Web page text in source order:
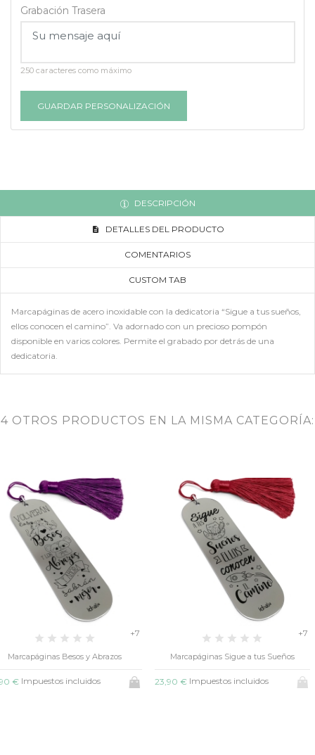
Grabación Trasera
250 caracteres como máximo
GUARDAR PERSONALIZACIÓN
DESCRIPCIÓN
DETALLES DEL PRODUCTO
COMENTARIOS
CUSTOM TAB
Marcapáginas de acero inoxidable con la dedicatoria “Sigue a tus sueños,
ellos conocen el camino”. Va adornado con un precioso pompón
disponible en varios colores. Permite el grabado por detrás de una
dedicatoria.
4 OTROS PRODUCTOS EN LA MISMA CATEGORÍA:
+7
Marcapáginas Sigue a tus Sueños
€Impuestos incluidos
Marcapáginas Mundo Mágico
23,90 €Impuestos incluidos